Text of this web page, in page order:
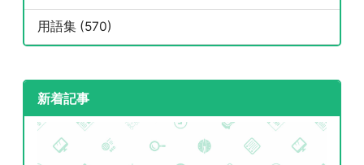
用語集 (570)
新着記事